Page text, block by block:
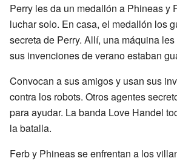
Perry les da un medallón a Phineas y
luchar solo. En casa, el medallón los
secreta de Perry. Allí, una máquina
sus invenciones de verano estaban
Convocan a sus amigos y usan sus
contra los robots. Otros agentes
para ayudar. La banda Love Handel
la batalla.
Ferb y Phineas se enfrentan a los